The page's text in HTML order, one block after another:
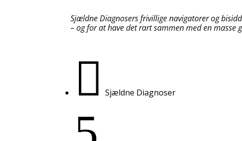
Sjældne Diagnosers frivillige navigatorer og
– og for at have det rart sammen med en
 Sjældne Diagnoser